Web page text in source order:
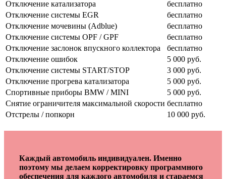
Отключение катализатора
бесплатно
Отключение системы EGR
бесплатно
Отключение мочевины (Adblue)
бесплатно
Отключение системы OPF / GPF
бесплатно
Отключение заслонок впускного коллектора
бесплатно
Отключение ошибок
5 000 руб.
Отключение системы START/STOP
3 000 руб.
Отключение прогрева катализатора
5 000 руб.
Спортивные приборы BMW / MINI
5 000 руб.
Снятие ограничителя максимальной скорости бесплатно
Отстрелы / попкорн
10 000 руб.
Каждый автомобиль индивидуален. Именно
поэтому мы делаем корректировку программного
обеспечения для каждого автомобиля и стараемся